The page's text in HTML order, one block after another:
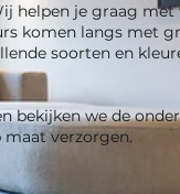
helpen je graag
komen langs met
soorten en
bekijken we de
maat verzorgen.